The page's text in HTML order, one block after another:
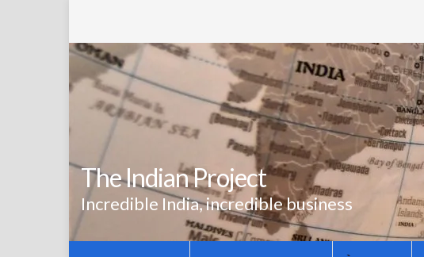
The Indian Project
Incredible India, incredible business